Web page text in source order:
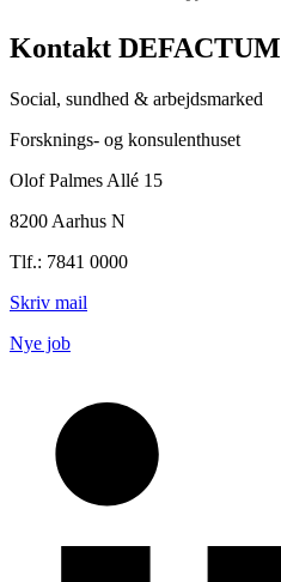
Kontakt DEFACTUM
Social, sundhed & arbejdsmarked
Forsknings- og konsulenthuset
Olof Palmes Allé 15
8200 Aarhus N
Tlf.: 7841 0000
Skriv mail
Nye job